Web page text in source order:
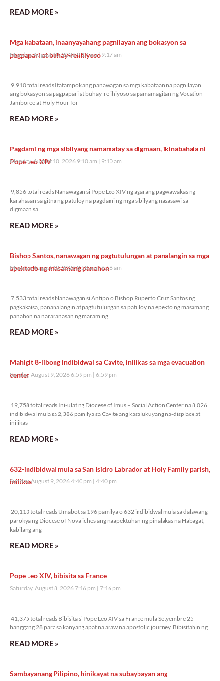
READ MORE »
Mga kabataan, inaanyayahang pagnilayan ang bokasyon sa
pagpapari at buhay-relihiyoso
Monday, August 10, 2026 9:17 am 9:17 am
9,910 total reads Itatampok ang panawagan sa mga kabataan na pagnilayan
ang bokasyon sa pagpapari at buhay-relihiyoso sa pamamagitan ng Vocation
Jamboree at Holy Hour for
READ MORE »
Pagdami ng mga sibilyang namamatay sa digmaan, ikinabahala ni
Pope Leo XIV
Monday, August 10, 2026 9:10 am 9:10 am
9,856 total reads Nanawagan si Pope Leo XIV ng agarang pagwawakas ng
karahasan sa gitna ng patuloy na pagdami ng mga sibilyang nasasawi sa
digmaan sa
READ MORE »
Bishop Santos, nanawagan ng pagtutulungan at panalangin sa mga
apektado ng masamang panahon
Monday, August 10, 2026 8:58 am 8:58 am
7,533 total reads Nanawagan si Antipolo Bishop Ruperto Cruz Santos ng
pagkakaisa, pananalangin at pagtutulungan sa patuloy na epekto ng masamang
panahon na nararanasan ng maraming
READ MORE »
Mahigit 8-libong indibidwal sa Cavite, inilikas sa mga evacuation
center
Sunday, August 9, 2026 6:59 pm 6:59 pm
19,758 total reads Ini-ulat ng Diocese of Imus – Social Action Center na 8,026
indibidwal mula sa 2,386 pamilya sa Cavite ang kasalukuyang na-displace at
inilikas
READ MORE »
632-indibidwal mula sa San Isidro Labrador at Holy Family parish,
inilikas
Sunday, August 9, 2026 4:40 pm 4:40 pm
20,113 total reads Umabot sa 196 pamilya o 632 indibidwal mula sa dalawang
parokya ng Diocese of Novaliches ang naapektuhan ng pinalakas na Habagat,
kabilang ang
READ MORE »
Pope Leo XIV, bibisita sa France
Saturday, August 8, 2026 7:16 pm 7:16 pm
41,375 total reads Bibisita si Pope Leo XIV sa France mula Setyembre 25
hanggang 28 para sa kanyang apat na araw na apostolic journey. Bibisitahin ng
READ MORE »
Sambayanang Pilipino, hinikayat na subaybayan ang